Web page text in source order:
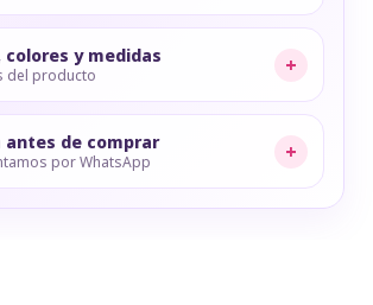
colores y medidas
del producto +
antes de comprar
por WhatsApp +